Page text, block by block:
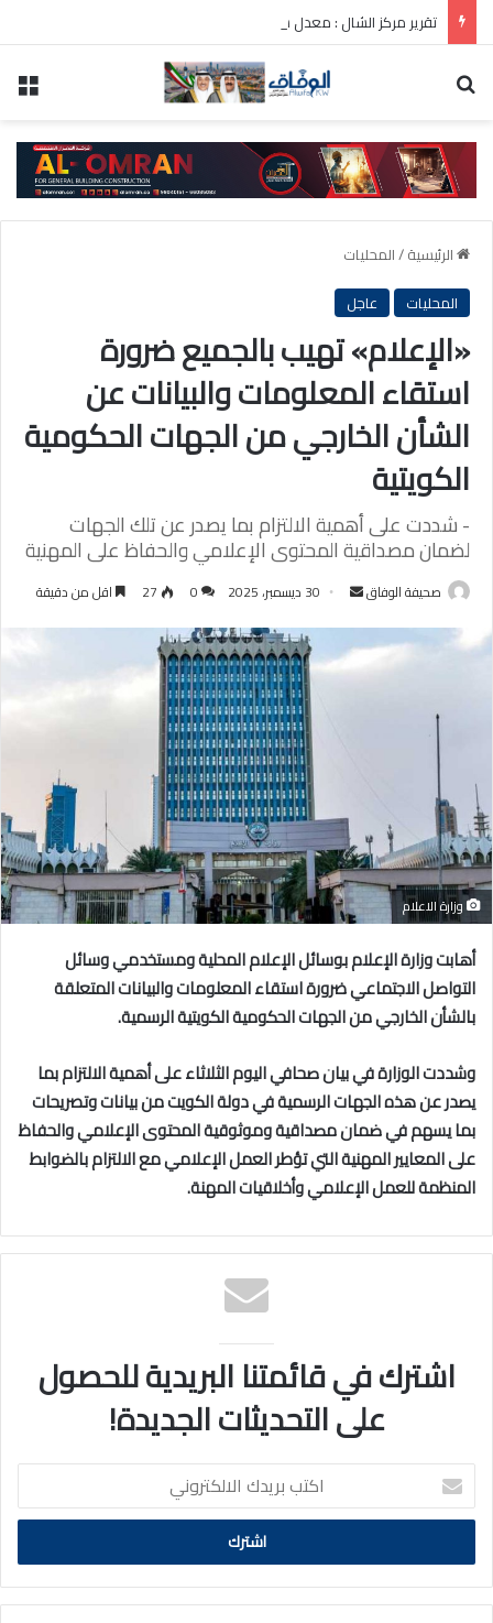
الرئيسية/المحليات
المحليات
عاجل
«الإعلام» تهيب بالجميع ضرورة
استقاء المعلومات والبيانات عن
الشأن الخارجي من الجهات الحكومية
الكويتية
- شددت على أهمية الالتزام بما يصدر عن تلك الجهات
لضمان مصداقية المحتوى الإعلامي والحفاظ على المهنية
صحيفة الوفاق
أرسل
إلكترونيا
30 ديسمبر، 2025 0
27 اقل من دقيقة
وزارة الاعلام
أهابت وزارة الإعلام بوسائل الإعلام المحلية ومستخدمي وسائل
التواصل الاجتماعي ضرورة استقاء المعلومات والبيانات المتعلقة
بالشأن الخارجي من الجهات الحكومية الكويتية الرسمية.
وشددت الوزارة في بيان صحافي اليوم الثلاثاء على أهمية الالتزام بما
يصدر عن هذه الجهات الرسمية في دولة الكويت من بيانات وتصريحات
بما يسهم في ضمان مصداقية وموثوقية المحتوى الإعلامي والحفاظ
على المعايير المهنية التي تؤطر العمل الإعلامي مع الالتزام بالضوابط
المنظمة للعمل الإعلامي وأخلاقيات المهنة.
اشترك في قائمتنا البريدية للحصول
على التحديثات الجديدة!
اكتب
بريدك
الالكتروني